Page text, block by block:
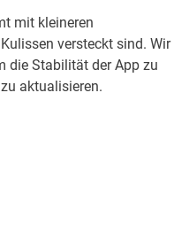
mit kleineren
versteckt sind. Wir
die Stabilität der App zu
aktualisieren.